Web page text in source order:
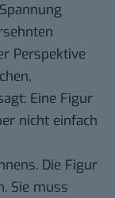
Perspektive
Eine Figur
nicht einfach
Die Figur
Sie muss